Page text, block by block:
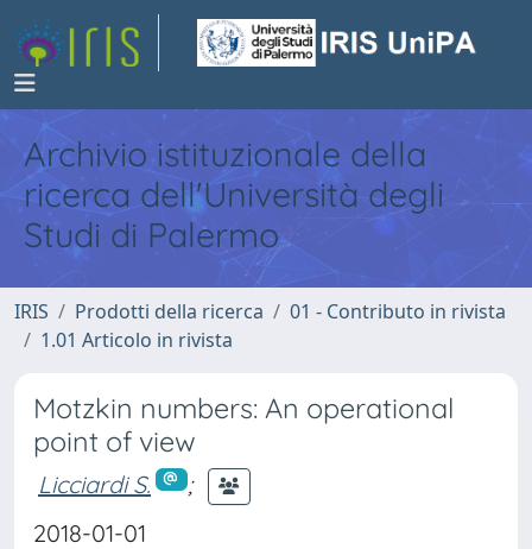
Archivio istituzionale della
ricerca dell'Università degli
Studi di Palermo
IRIS Prodotti della ricerca
01 - Contributo in rivista
1.01 Articolo in rivista
Motzkin numbers: An operational
point of view
Licciardi S.
;
2018-01-01